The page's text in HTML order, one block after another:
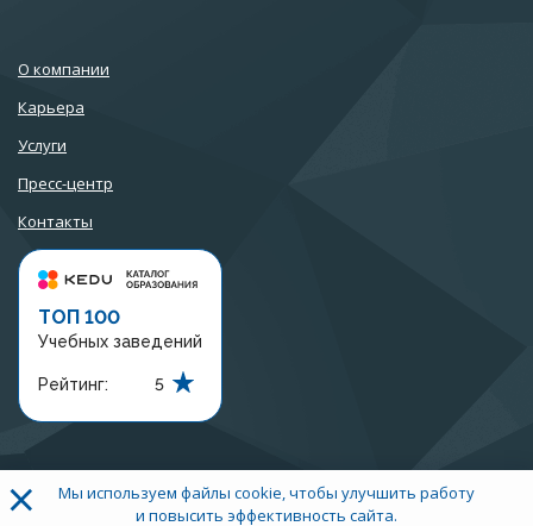
О компании
Карьера
Услуги
Пресс-центр
Контакты
ТОП 100
Учебных заведений
Рейтинг: 5
+7 (3452) 56-97-07
×
Мы используем файлы cookie, чтобы улучшить работу
и повысить эффективность сайта.